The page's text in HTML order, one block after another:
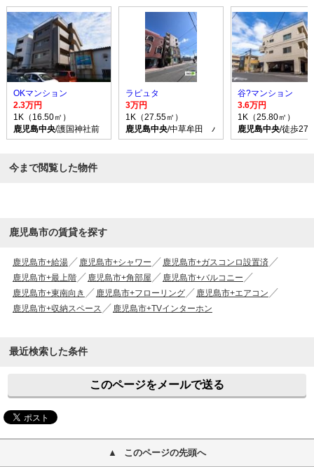
OKマンション
2.3万円
1K（16.50㎡）
鹿児島中央/護国神社前 バス乗車時間15分 停歩3分
ラピュタ
3万円
1K（27.55㎡）
鹿児島中央/中草牟田 バス乗車時間10分 停歩1
谷?マンション
3.6万円
1K（25.80㎡）
鹿児島中央/徒歩27
今まで閲覧した物件
鹿児島市の賃貸を探す
鹿児島市+給湯 鹿児島市+シャワー
鹿児島市+ガスコンロ設置済
鹿児島市+最上階
鹿児島市+角部屋
鹿児島市+バルコニー
鹿児島市+東南向き
鹿児島市+フローリング
鹿児島市+エアコン
鹿児島市+収納スペース
鹿児島市+TVインターホン
最近検索した条件
このページをメールで送る
このページの先頭へ